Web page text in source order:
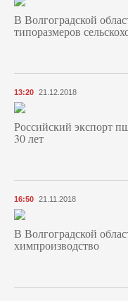
В Волгоградской
типоразмеров
13:20 21.12.2018
Российский экспорт
30 лет
16:50 21.11.2018
В Волгоградской
химпроизводство